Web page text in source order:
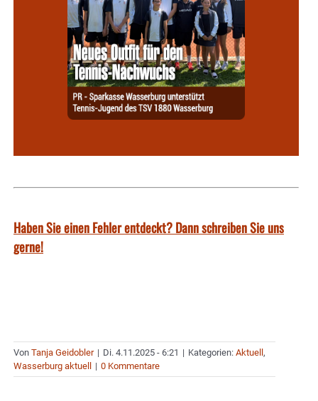
Haben Sie einen Fehler entdeckt? Dann schreiben Sie uns
gerne!
Von Tanja Geidobler | Di. 4.11.2025 - 6:21 | Kategorien: Aktuell ,
Wasserburg aktuell
| 0 Kommentare